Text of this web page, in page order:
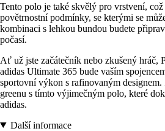
Tento polo je také skvělý pro vrstvení,
povětrnostní podmínky, se kterými se
kombinaci s lehkou bundou budete
počasí.
Ať už jste začátečník nebo zkušený hráč,
adidas Ultimate 365 bude vaším
sportovní výkon s rafinovaným
greenu s tímto výjimečným polo, které
adidas.
Další informace